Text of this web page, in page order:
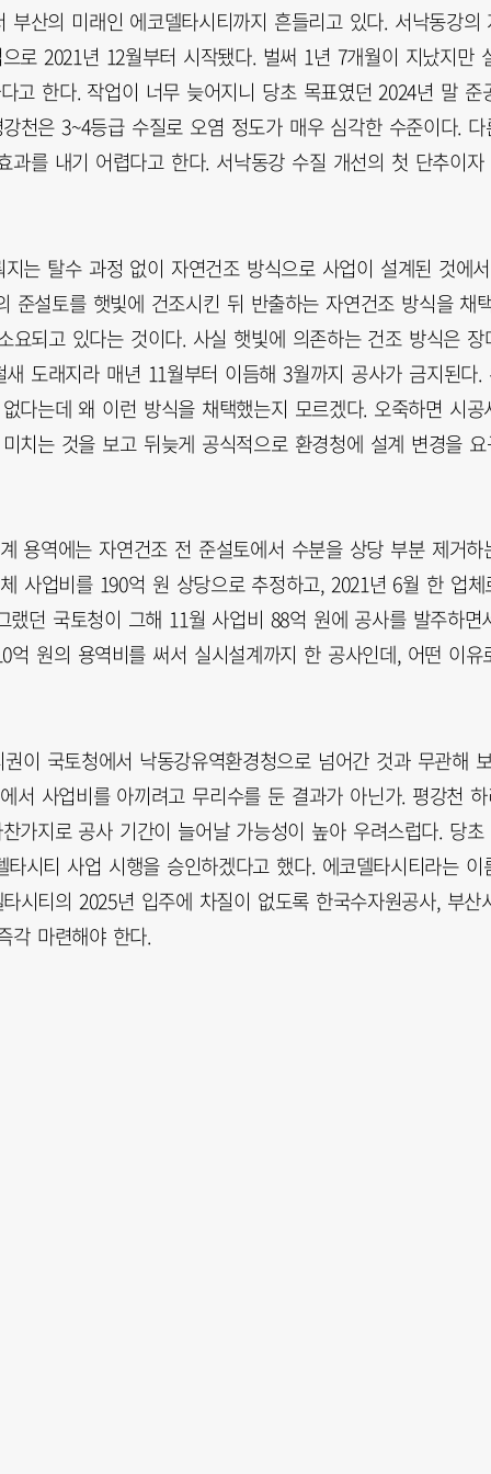
산의 미래인 에코델타시티까지 흔들리고 있다. 서낙동강의
로 2021년 12월부터 시작됐다. 벌써 1년 7개월이 지났지만
고 한다. 작업이 너무 늦어지니 당초 목표였던 2024년 말 준
천은 3~4등급 수질로 오염 정도가 매우 심각한 수준이다. 다
를 내기 어렵다고 한다. 서낙동강 수질 개선의 첫 단추이자
는 탈수 과정 없이 자연건조 방식으로 사업이 설계된 것에서
준설토를 햇빛에 건조시킨 뒤 반출하는 자연건조 방식을 채
되고 있다는 것이다. 사실 햇빛에 의존하는 건조 방식은 장
도래지라 매년 11월부터 이듬해 3월까지 공사가 금지된다.
다는데 왜 이런 방식을 채택했는지 모르겠다. 오죽하면 시공
치는 것을 보고 뒤늦게 공식적으로 환경청에 설계 변경을
용역에는 자연건조 전 준설토에서 수분을 상당 부분 제거하
사업비를 190억 원 상당으로 추정하고, 2021년 6월 한 업체
던 국토청이 그해 11월 사업비 88억 원에 공사를 발주하면
원의 용역비를 써서 실시설계까지 한 공사인데, 어떤 이유
이 국토청에서 낙동강유역환경청으로 넘어간 것과 무관해
서 사업비를 아끼려고 무리수를 둔 결과가 아닌가. 평강천 하
가지로 공사 기간이 늘어날 가능성이 높아 우려스럽다. 당초
시티 사업 시행을 승인하겠다고 했다. 에코델타시티라는 이
시티의 2025년 입주에 차질이 없도록 한국수자원공사, 부산
각 마련해야 한다.